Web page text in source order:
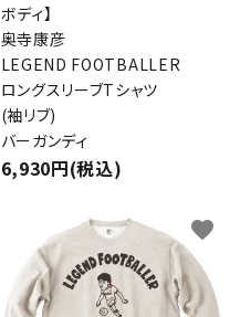
ボディ】
奥寺康彦
LEGEND FOOTBALLER
ロングスリーブTシャツ
(袖リブ)
バーガンディ
6,930円(税込)
favorite